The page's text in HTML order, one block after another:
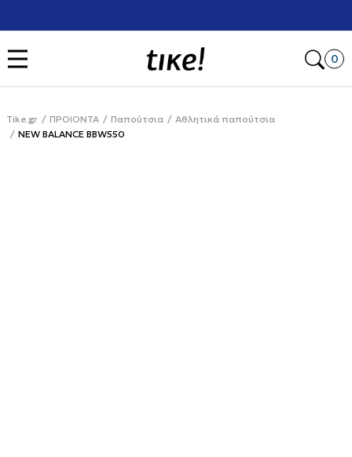
0
Tike.gr ΠΡΟΙΟΝΤΑ Παπούτσια
Αθλητικά παπούτσια
NEW BALANCE BBW550